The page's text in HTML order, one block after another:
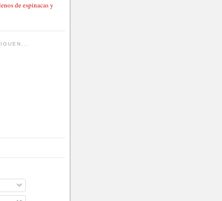
de espinacas y